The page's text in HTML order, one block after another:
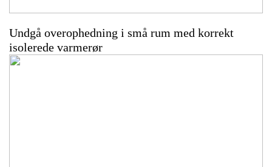
Undgå overophedning i små rum med korrekt
isolerede varmerør